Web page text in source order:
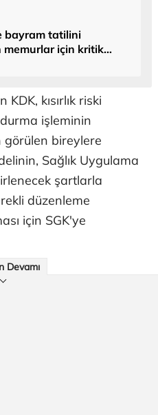
bayram tatilini
memurlar için kritik
kısırlık riski
işleminin
görülen bireylere
Sağlık Uygulama
şartlarla
düzenleme
için SGK'ye
Devamı